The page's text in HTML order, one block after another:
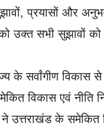
प्रयासों और
उक्त सभी सुझावों
के सर्वांगीण विकास
विकास एवं नीति
ने उत्तराखंड के